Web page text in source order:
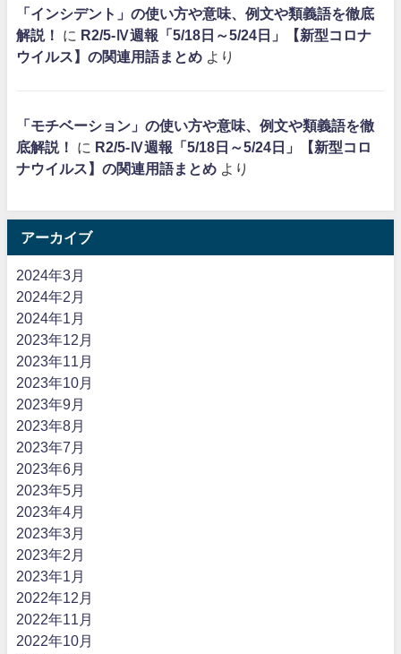
「インシデント」の使い方や意味、例文や類義語を徹底
解説！
に R2/5-Ⅳ週報「5/18日～5/24日」【新型コロナ
ウイルス】の関連用語まとめ より
「モチベーション」の使い方や意味、例文や類義語を徹
底解説！
に R2/5-Ⅳ週報「5/18日～5/24日」【新型コロ
ナウイルス】の関連用語まとめ より
アーカイブ
2024年3月
2024年2月
2024年1月
2023年12月
2023年11月
2023年10月
2023年9月
2023年8月
2023年7月
2023年6月
2023年5月
2023年4月
2023年3月
2023年2月
2023年1月
2022年12月
2022年11月
2022年10月